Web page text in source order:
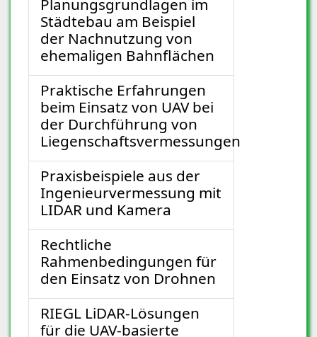
Planungsgrundlagen im
Städtebau am Beispiel
der Nachnutzung von
ehemaligen Bahnflächen
Praktische Erfahrungen
beim Einsatz von UAV bei
der Durchführung von
Liegenschaftsvermessungen
Praxisbeispiele aus der
Ingenieurvermessung mit
LIDAR und Kamera
Rechtliche
Rahmenbedingungen für
den Einsatz von Drohnen
RIEGL LiDAR-Lösungen
für die UAV-basierte